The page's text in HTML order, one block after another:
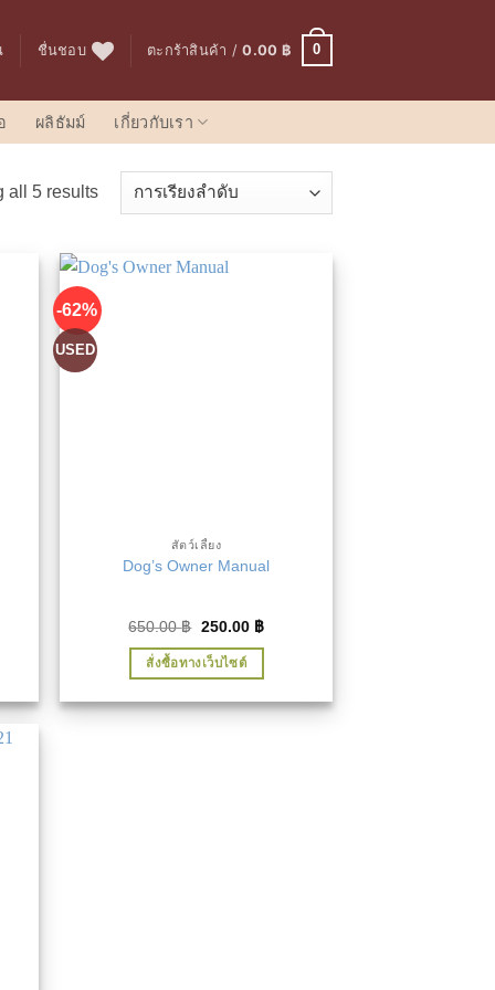
ชื่นชอบ ตะกร้าสินค้า /0.00 ฿ 0
ผลิธัมม์ เกี่ยวกับเรา
all 5 results
-62%
USED
สัตว์เลี้ยง
Dog’s Owner Manual
650.00฿ Original
was:
650.00 ฿.
250.00 ฿Current
สั่งซื้อทางเว็บไซต์